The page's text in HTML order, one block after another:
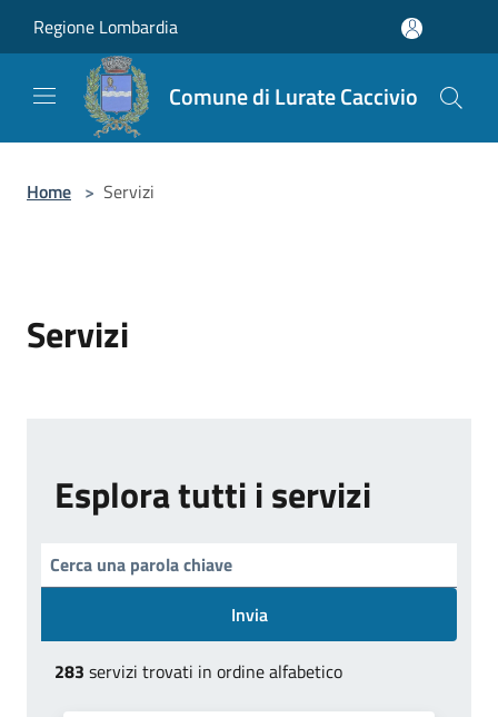
Regione Lombardia
Comune di Lurate Caccivio
Home > Servizi
Servizi
Esplora tutti i servizi
Invia
283 servizi trovati in ordine alfabetico